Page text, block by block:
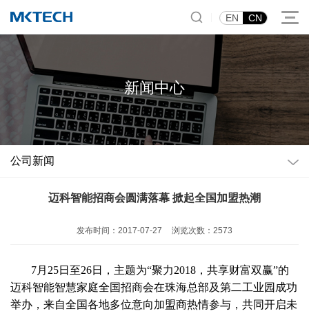
EN CN
新闻中心
公司新闻
迈科智能招商会圆满落幕 掀起全国加盟热潮
发布时间：2017-07-27 浏览次数：2573
7月 25日至26日，主题为“聚力2018 ，共享财富双赢”的
迈科智能智慧家庭全国招商会在珠海总部及第二工业园成功
举办，来自全国各地多位意向加盟商热情参与，共同开启未